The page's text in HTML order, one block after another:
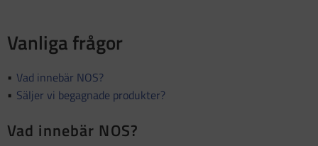
Vanliga frågor
Vad innebär NOS?
Säljer vi begagnade produkter?
Vad innebär NOS?